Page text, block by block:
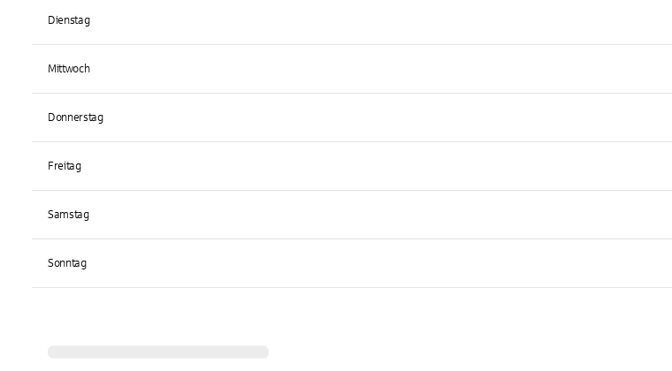
Dienstag
Mittwoch
Donnerstag
Freitag
Samstag
Sonntag